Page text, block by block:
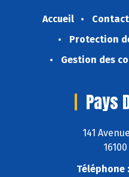
Accueil Contact
Protection
Gestion des
Pays
141
Téléphone :